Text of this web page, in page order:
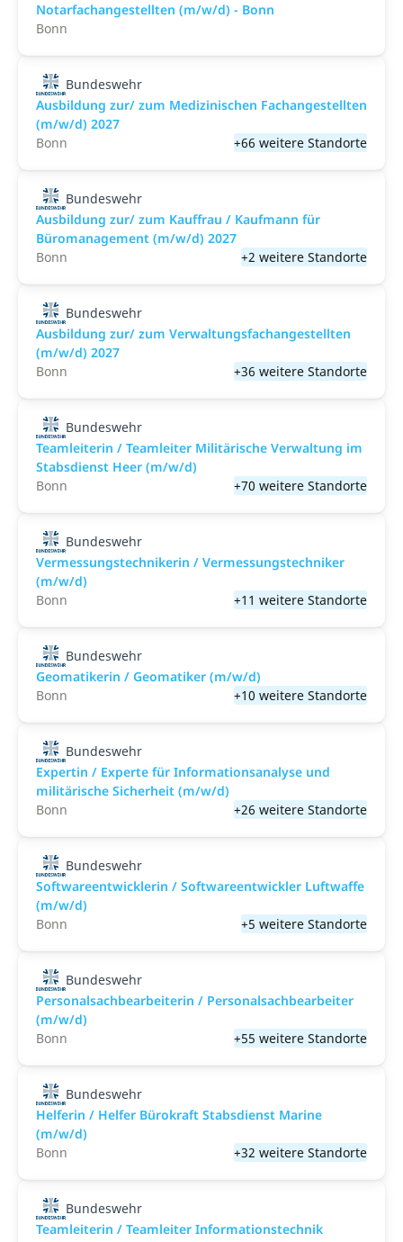
Notarfachangestellten (m/w/d) - Bonn
Bonn
Bundeswehr
Ausbildung zur/ zum Medizinischen Fachangestellten
(m/w/d) 2027
Bonn
+66 weitere Standorte
Bundeswehr
Ausbildung zur/ zum Kauffrau / Kaufmann für
Büromanagement (m/w/d) 2027
Bonn
+2 weitere Standorte
Bundeswehr
Ausbildung zur/ zum Verwaltungsfachangestellten
(m/w/d) 2027
Bonn
+36 weitere Standorte
Bundeswehr
Teamleiterin / Teamleiter Militärische Verwaltung im
Stabsdienst Heer (m/w/d)
Bonn
+70 weitere Standorte
Bundeswehr
Vermessungstechnikerin / Vermessungstechniker
(m/w/d)
Bonn
+11 weitere Standorte
Bundeswehr
Geomatikerin / Geomatiker (m/w/d)
Bonn
+10 weitere Standorte
Bundeswehr
Expertin / Experte für Informationsanalyse und
militärische Sicherheit (m/w/d)
Bonn
+26 weitere Standorte
Bundeswehr
Softwareentwicklerin / Softwareentwickler Luftwaffe
(m/w/d)
Bonn
+5 weitere Standorte
Bundeswehr
Personalsachbearbeiterin / Personalsachbearbeiter
(m/w/d)
Bonn
+55 weitere Standorte
Bundeswehr
Helferin / Helfer Bürokraft Stabsdienst Marine
(m/w/d)
Bonn
+32 weitere Standorte
Bundeswehr
Teamleiterin / Teamleiter Informationstechnik